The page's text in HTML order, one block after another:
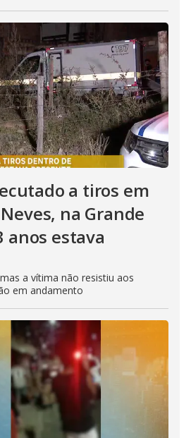
a tiros em
na Grande
anos estava
a vítima não resistiu aos
em andamento